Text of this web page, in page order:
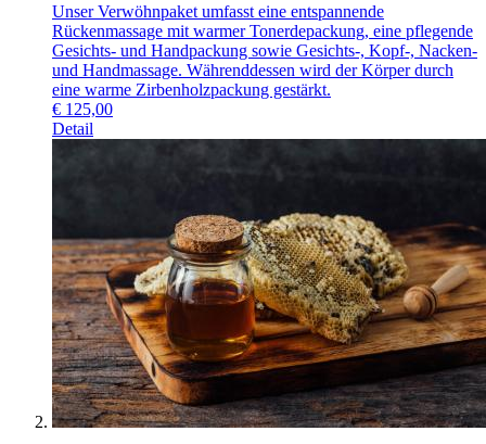
Unser Verwöhnpaket umfasst eine entspannende
Rückenmassage mit warmer Tonerdepackung, eine pflegende
Gesichts- und Handpackung sowie Gesichts-, Kopf-, Nacken-
und Handmassage. Währenddessen wird der Körper durch
eine warme Zirbenholzpackung gestärkt.
€ 125,00
Detail